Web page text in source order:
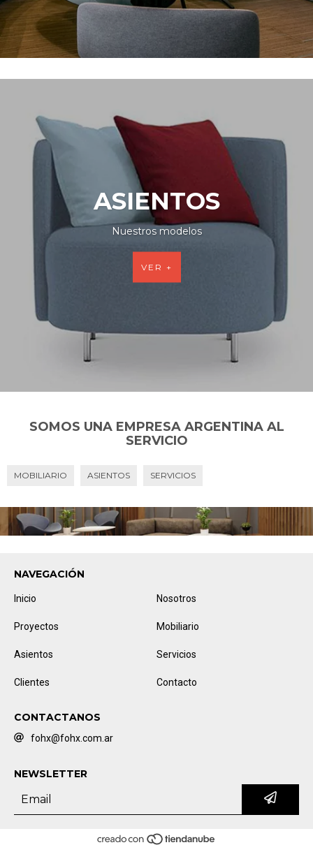
ASIENTOS
Nuestros modelos
VER +
SOMOS UNA EMPRESA ARGENTINA AL
SERVICIO
MOBILIARIO ASIENTOS SERVICIOS
NAVEGACIÓN
Inicio Nosotros
Proyectos Mobiliario
Asientos Servicios
Clientes Contacto
CONTACTANOS
fohx@fohx.com.ar
NEWSLETTER